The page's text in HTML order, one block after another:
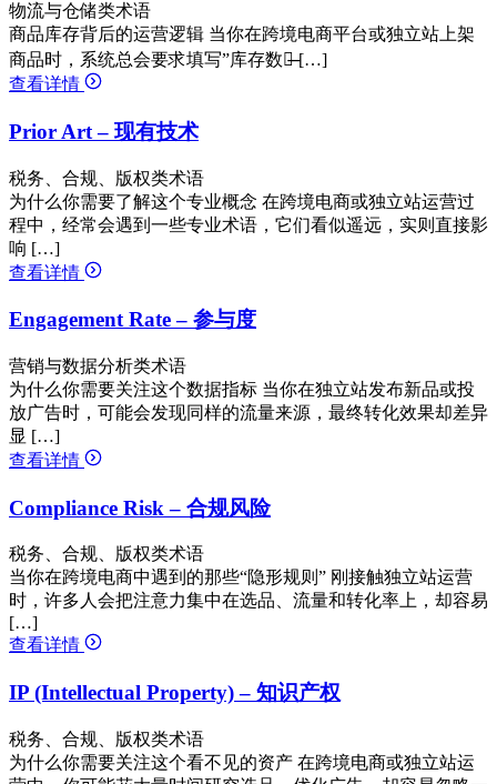
物流与仓储类术语
商品库存背后的运营逻辑 当你在跨境电商平台或独立站上架
商品时，系统总会要求填写”库存数量̶ […]
查看详情
Prior Art – 现有技术
税务、合规、版权类术语
为什么你需要了解这个专业概念 在跨境电商或独立站运营过
程中，经常会遇到一些专业术语，它们看似遥远，实则直接影
响 […]
查看详情
Engagement Rate – 参与度
营销与数据分析类术语
为什么你需要关注这个数据指标 当你在独立站发布新品或投
放广告时，可能会发现同样的流量来源，最终转化效果却差异
显 […]
查看详情
Compliance Risk – 合规风险
税务、合规、版权类术语
当你在跨境电商中遇到的那些“隐形规则” 刚接触独立站运营
时，许多人会把注意力集中在选品、流量和转化率上，却容易
[…]
查看详情
IP (Intellectual Property) – 知识产权
税务、合规、版权类术语
为什么你需要关注这个看不见的资产 在跨境电商或独立站运